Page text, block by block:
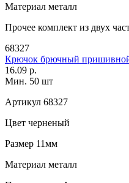
Материал металл
Прочее комплект из двух
68327
Крючок брючный
16.09 р.
Мин. 50 шт
Артикул 68327
Цвет черненый
Размер 11мм
Материал металл